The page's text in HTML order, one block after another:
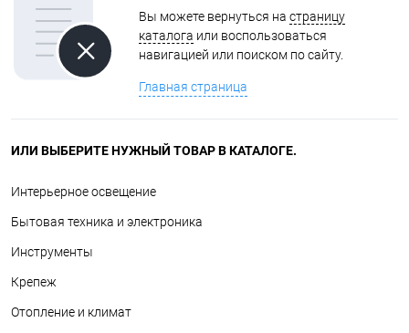
Вы можете вернуться на страницу
каталога или воспользоваться
навигацией или поиском по сайту.
Главная страница
ИЛИ ВЫБЕРИТЕ НУЖНЫЙ ТОВАР В КАТАЛОГЕ.
Интерьерное освещение
Бытовая техника и электроника
Инструменты
Крепеж
Отопление и климат